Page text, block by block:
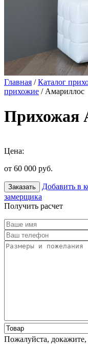
Главная /Каталог
прихожие / Амариллос
Прихожая
Цена:
от 60 000 руб.
Заказать Добавить в
замерщика
Получить расчет
Пожалуйста,